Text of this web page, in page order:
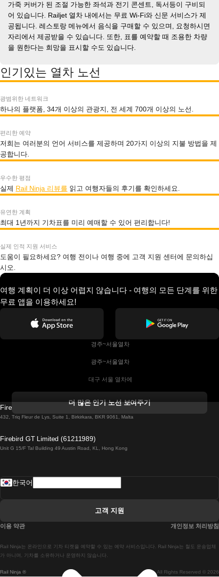
가죽 커버가 된 조절 가능한 좌석과 전기 콘센트, 독서등이 구비되
어 있습니다. Railjet 열차 내에서는 무료 Wi-Fi와 신문 서비스가 제
공됩니다. 레스토랑 메뉴에서 음식을 구매할 수 있으며, 요청하시면
자리에서 제공받을 수 있습니다. 또한, 표를 예약할 때 조용한 차량
을 원한다는 희망을 표시할 수도 있습니다.
인기있는 열차 노선
광범위한 네트워크
하나의 플랫폼, 34개 이상의 관광지, 전 세계 700개 이상의 노선.
편리한 예약
저희는 여러분의 언어 서비스를 제공하며 20가지 이상의 지불 방법을 제
공합니다.
우수한 평점
실제 Rail Ninja 리뷰를 읽고 여행자들의 후기를 확인하세요.
유연한 계획
최대 1년까지 기차표를 미리 예매할 수 있어 편리합니다!
실제 인적 지원 서비스
도움이 필요하세요? 여행 전이나 여행 중에 고객 지원 센터에 문의하십
시오.
여행 계획이 더 이상 어렵지 않습니다 - 여행의 모든 단계를 위한
무료 앱을 이용하세요!
경주~서울열차
광주~서울열차
대구 서울 열차에
더블린에서 골웨이 열차
로마에서 나폴리 열차
마드리드-리스본 열차
마드리드에서 바르셀로나로 가는 고속 열차
더 많은 인기 노선 보여주기
Firebird GT Limited (OC 1451)
432, Triq Fleur de Lys, Suite 1, Birkirkara, BKR 9061, Malta
Firebird GT Limited (61211989)
Unit G 15/F Tal Building 49 Austin Road, KL, Hong Kong
Rail Ninja ® All Rights Reserved © 2026
Rail Ninja는 온라인으로 기차 티켓을 예약할 수 있는 예약 서비스입니다. Rail Ninja는 철도 운송업체
가 아니며, 기차를 소유하거나 운영하지 않습니다.
한국어
고객 지원
이용 약관 개인정보 처리방침